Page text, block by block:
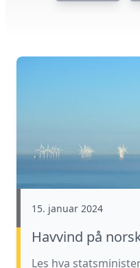
15. januar 2024
Havvind på
Les hva